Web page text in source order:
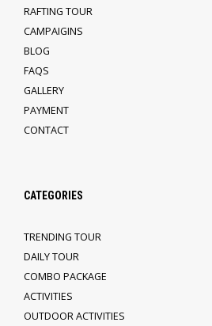
RAFTING TOUR
CAMPAIGINS
BLOG
FAQS
GALLERY
PAYMENT
CONTACT
CATEGORIES
TRENDING TOUR
DAILY TOUR
COMBO PACKAGE
ACTIVITIES
OUTDOOR ACTIVITIES